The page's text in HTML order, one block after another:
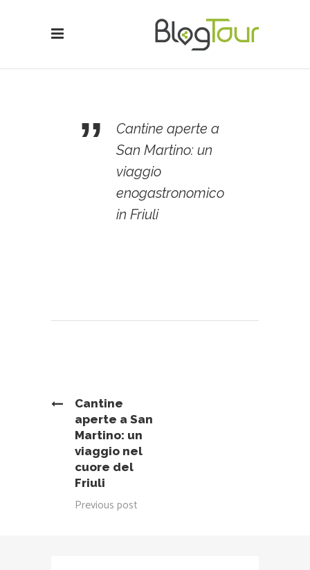
Cantine aperte a
San Martino: un
viaggio
enogastronomico
in Friuli
Cantine
aperte a San
Martino: un
viaggio nel
cuore del
Friuli
Previous post